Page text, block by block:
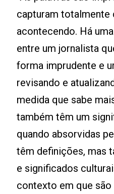
capturam totalmente
acontecendo. Há
entre um jornalista
forma imprudente e
revisando e
medida que sabe
também têm um
quando absorvidas
têm definições, mas
e significados
contexto em que são